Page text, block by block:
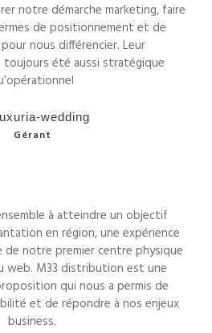
notre démarche marketing, faire
de positionnement et de
nous différencier. Leur
toujours été aussi stratégique
wedding
Gérant
à atteindre un objectif
en région, une expérience
de notre premier centre physique
web. M33 distribution est une
qui nous a permis de
et de répondre à nos enjeux
business.